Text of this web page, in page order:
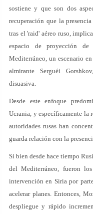
sostiene y que son dos
recuperación que la
tras el 'raid' aéreo ruso,
espacio de proyección de
Mediterráneo, un escenario
almirante Serguéi
disuasiva.
Desde este enfoque
Ucrania, y específicamente la
autoridades rusas han
guarda relación con la
Si bien desde hace tiempo
del Mediterráneo, fueron
intervención en Siria por
acelerar planes. Entonces,
despliegue y rápido